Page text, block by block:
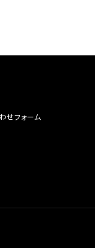
せフォーム